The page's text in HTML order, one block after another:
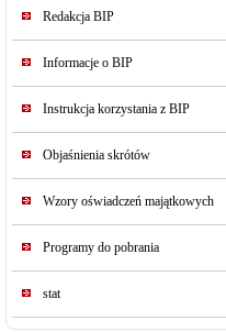
Redakcja BIP
Informacje o BIP
Instrukcja korzystania z BIP
Objaśnienia skrótów
Wzory oświadczeń majątkowych
Programy do pobrania
stat